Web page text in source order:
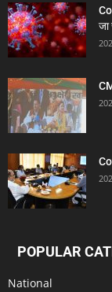
जा
POPULAR
National